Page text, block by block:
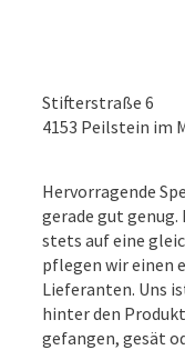
Stifterstraße 6
4153 Peilstein im
Hervorragende
gerade gut
stets auf eine
pflegen wir einen
Lieferanten. Uns
hinter den
gefangen, gesät